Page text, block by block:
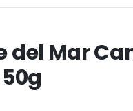
del Mar